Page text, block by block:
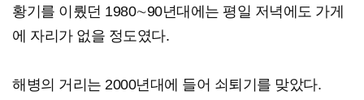
황기를 이뤘던 1980∼90년대에는 평일 저녁에도 가게
에 자리가 없을 정도였다.
해병의 거리는 2000년대에 들어 쇠퇴기를 맞았다.